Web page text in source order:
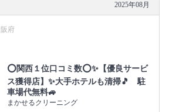
2025年08月
府
⭕関西１位口コミ数⭕✨【優良サービ
ス獲得店】✨大手ホテルも清掃🎵 駐
車場代無料🚙
まかせるクリーニング